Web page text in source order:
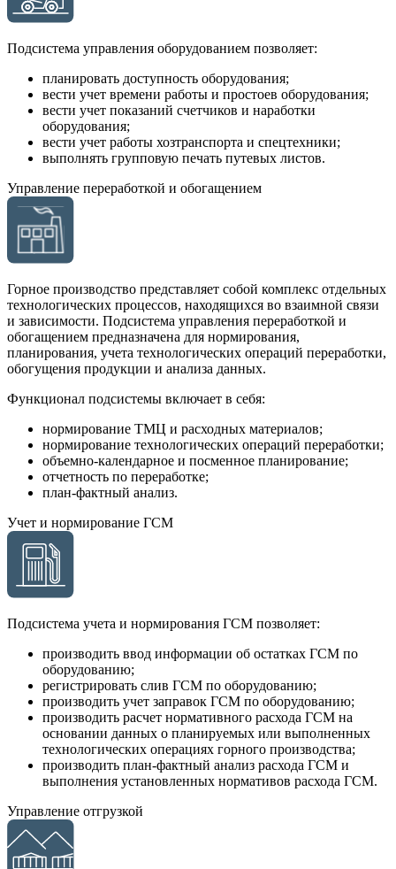
Подсистема управления оборудованием позволяет:
планировать доступность оборудования;
вести учет времени работы и простоев оборудования;
вести учет показаний счетчиков и наработки
оборудования;
вести учет работы хозтранспорта и спецтехники;
выполнять групповую печать путевых листов.
Управление переработкой и обогащением
Горное производство представляет собой комплекс отдельных
технологических процессов, находящихся во взаимной связи
и зависимости. Подсистема управления переработкой и
обогащением предназначена для нормирования,
планирования, учета технологических операций переработки,
обогущения продукции и анализа данных.
Функционал подсистемы включает в себя:
нормирование ТМЦ и расходных материалов;
нормирование технологических операций переработки;
объемно-календарное и посменное планирование;
отчетность по переработке;
план-фактный анализ.
Учет и нормирование ГСМ
Подсистема учета и нормирования ГСМ позволяет:
производить ввод информации об остатках ГСМ по
оборудованию;
регистрировать слив ГСМ по оборудованию;
производить учет заправок ГСМ по оборудованию;
производить расчет нормативного расхода ГСМ на
основании данных о планируемых или выполненных
технологических операциях горного производства;
производить план-фактный анализ расхода ГСМ и
выполнения установленных нормативов расхода ГСМ.
Управление отгрузкой